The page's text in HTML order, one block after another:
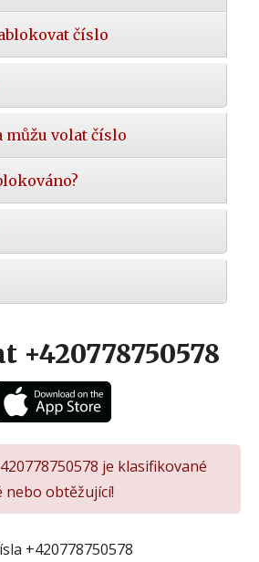
číslo
můžu volat číslo
+420778750578
je klasifikované
nebo obtěžující!
+420778750578